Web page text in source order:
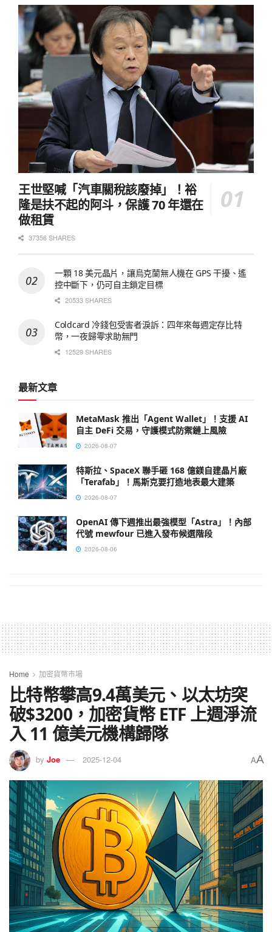
王世堅喊「汽車關稅該廢掉」！裕
隆是扶不起的阿斗，保護 70 年還在
做租賃
37356 SHARES
一顆 18 美元晶片，讓烏克蘭無人機在 GPS 干擾、遙
控中斷下，仍可自主鎖定目標
20533 SHARES
Coldcard 冷錢包受害者淚訴：四年來每週定存比特
幣，一夜歸零求助無門
12529 SHARES
最新文章
MetaMask 推出「Agent Wallet」！支援 AI
自主 DeFi 交易，守護模式防禦鏈上風險
2026-08-07
特斯拉、SpaceX 聯手砸 168 億鎂自建晶片廠
「Terafab」！馬斯克要打造地表最大建築
2026-08-07
OpenAI 傳下週推出最強模型「Astra」！內部
代號 mewfour 已進入發布候選階段
2026-08-06
Home 加密貨幣市場
比特幣攀高9.4萬美元、以太坊突
破$3200，加密貨幣 ETF 上週淨流
入 11 億美元機構歸隊
by Joe 2025-12-04 AA